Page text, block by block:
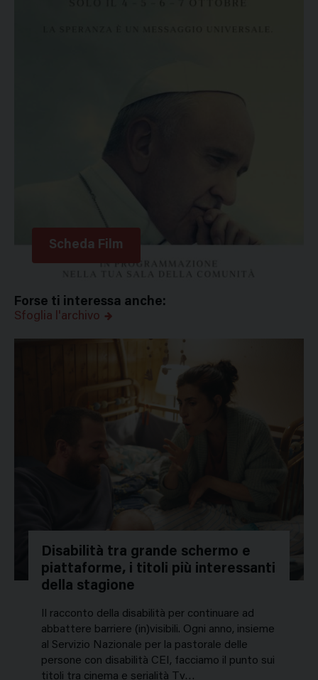
Scheda Film
Forse ti interessa anche:
Sfoglia l'archivo
Disabilità tra grande schermo e
piattaforme, i titoli più interessanti
della stagione
Il racconto della disabilità per continuare ad
abbattere barriere (in)visibili. Ogni anno, insieme
al Servizio Nazionale per la pastorale delle
persone con disabilità CEI, facciamo il punto sui
titoli tra cinema e serialità Tv…